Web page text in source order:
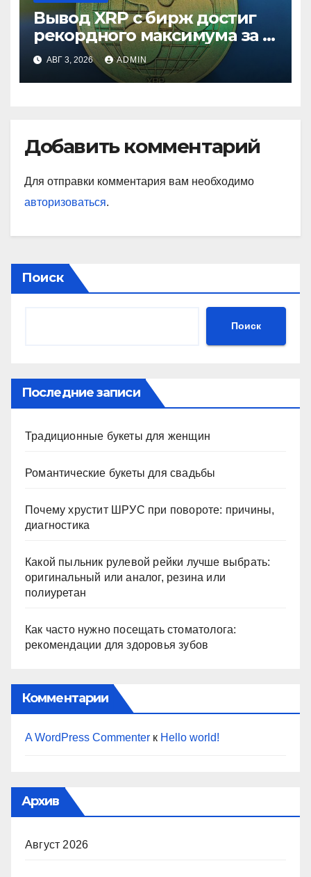
Вывод XRP с бирж достиг
рекордного максимума за 5
летАВГ 3, 2026 ADMIN
Добавить комментарий
Для отправки комментария вам необходимо
авторизоваться.
Поиск
Поиск
Последние записи
Традиционные букеты для женщин
Романтические букеты для свадьбы
Почему хрустит ШРУС при повороте: причины,
диагностика
Какой пыльник рулевой рейки лучше выбрать:
оригинальный или аналог, резина или
полиуретан
Как часто нужно посещать стоматолога:
рекомендации для здоровья зубов
Комментарии
A WordPress Commenter к Hello world!
Архив
Август 2026